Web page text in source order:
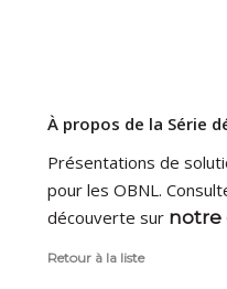
À propos de la Série
Présentations de
pour les OBNL.
découverte sur notre
Retour à la liste